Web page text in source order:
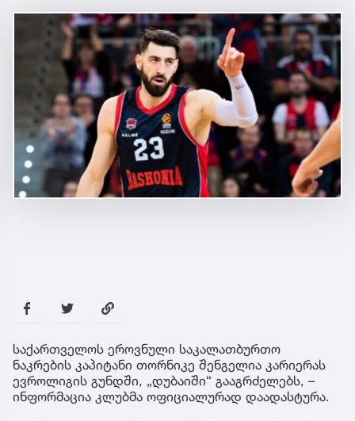
საქართველოს ეროვნული საკალათბურთო
ნაკრების კაპიტანი თორნიკე შენგელია კარიერას
ევროლიგის გუნდში, „დუბაიში“ გააგრძელებს, –
ინფორმაცია კლუბმა ოფიციალურად დაადასტურა.